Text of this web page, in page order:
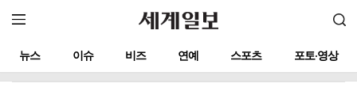
뉴스 이슈 비즈 연예 스포츠 포토·영상